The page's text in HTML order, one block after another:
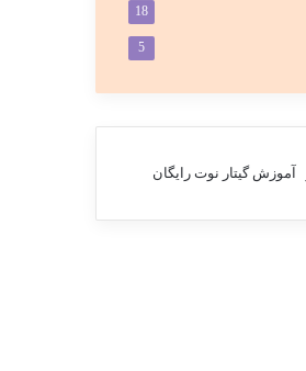
18
5
آموزش گیتار نوت رایگان